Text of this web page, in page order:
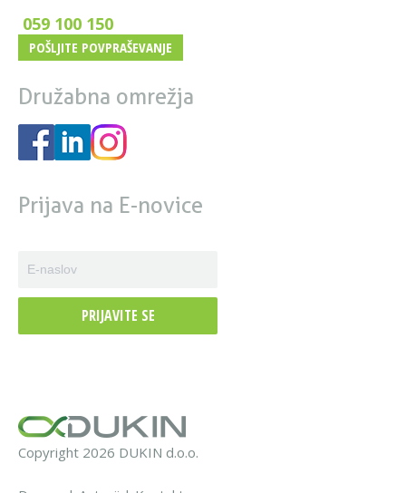
059 100 150
POŠLJITE POVPRAŠEVANJE
Družabna omrežja
Prijava na E-novice
PRIJAVITE SE
Copyright 2026 DUKIN d.o.o.